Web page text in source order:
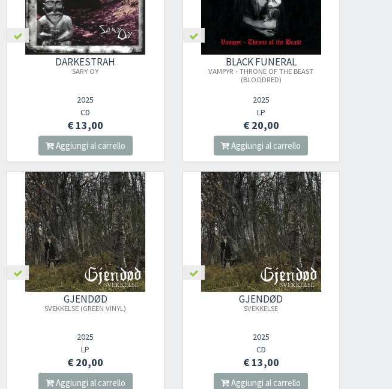
DARKESTRAH
SARY OY
2025
CD
€ 13,00
Aggiungi al carrello
BLACK FUNERAL
VAMPYR - THRONE OF THE BEAST
(BLOODRED)
2025
LP
€ 20,00
Aggiungi al carrello
GJENDØD
SVEKKELSE (GREEN VINYL)
2025
LP
€ 20,00
Aggiungi al carrello
GJENDØD
SVEKKELSE
2025
CD
€ 13,00
Aggiungi al carrello